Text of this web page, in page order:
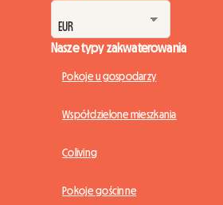
Nasze typy zakwaterowania
Pokoje u gospodarzy
Współdzielone mieszkania
Coliving
Pokoje gościnne